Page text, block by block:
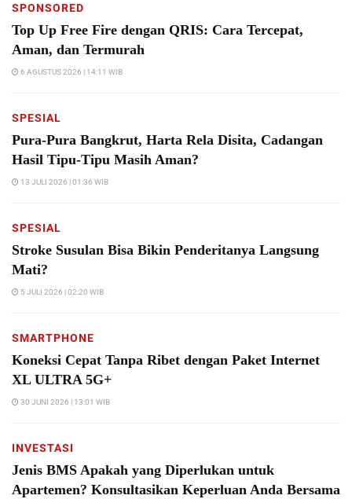
SPONSORED
Top Up Free Fire dengan QRIS: Cara Tercepat,
Aman, dan Termurah
6 AGUSTUS 2026 | 14:11 WIB
SPESIAL
Pura-Pura Bangkrut, Harta Rela Disita, Cadangan
Hasil Tipu-Tipu Masih Aman?
13 JULI 2026 | 01:36 WIB
SPESIAL
Stroke Susulan Bisa Bikin Penderitanya Langsung
Mati?
5 JULI 2026 | 02:20 WIB
SMARTPHONE
Koneksi Cepat Tanpa Ribet dengan Paket Internet
XL ULTRA 5G+
30 JUNI 2026 | 13:01 WIB
INVESTASI
Jenis BMS Apakah yang Diperlukan untuk
Apartemen? Konsultasikan Keperluan Anda Bersama